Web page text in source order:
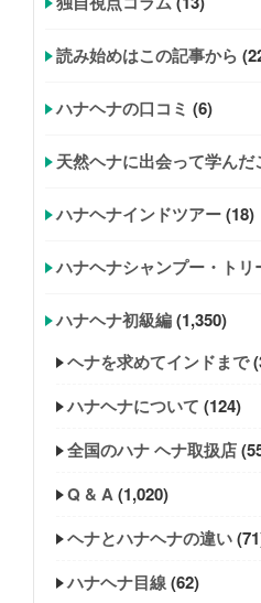
読み始めはこの記事から
ハナヘナの口コミ (6)
天然ヘナに出会って学んだ
ハナヘナインドツアー(18)
ハナヘナシャンプー・トリ
ハナヘナ初級編(1,350)
ヘナを求めてインドまで
ハナヘナについて (124)
全国のハナ ヘナ取扱店
Q & A(1,020)
ヘナとハナヘナの違い
ハナヘナ目線(62)